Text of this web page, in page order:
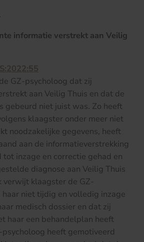
informatie verstrekt aan Veilig
GZ-psycholoog dat zij
aan Veilig Thuis en dat de
gebeurd niet juist was. Zo heeft
klaagster onder meer niet
noodzakelijke gegevens, heeft
aan de informatieverstrekking
inzage en correctie gehad en
diagnose aan Veilig Thuis
verwijt klaagster de GZ-
niet tijdig en volledig inzage
medisch dossier en dat zij
haar een behandelplan heeft
heeft gemotiveerd